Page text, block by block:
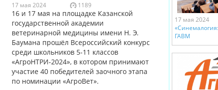
17 мая 2024 1189
16 и 17 мая на площадке Казанской
государственной академии
ветеринарной медицины имени Н. Э.
Баумана прошёл Всероссийский конкурс
среди школьников 5-11 классов
«АгроНТРИ-2024», в котором принимают
участие 40 победителей заочного этапа
по номинации «АгроВет».
17 мая 2024
ГАВМ